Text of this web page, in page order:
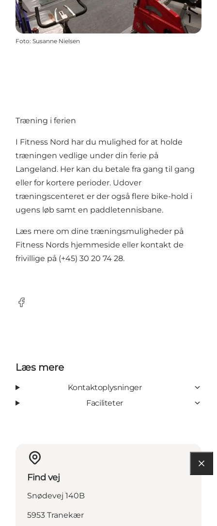
Foto: Susanne Nielsen
Træning i ferien
I Fitness Nord har du mulighed for at holde
træningen vedlige under din ferie på
Langeland. Her kan du betale fra gang til gang
eller for kortere perioder. Udover
træningscenteret er der også flere bike-hold i
ugens løb samt en paddletennisbane.
Læs mere om dine træningsmuligheder på
Fitness Nords hjemmeside eller kontakt de
frivillige på (+45) 30 20 74 28.
Facebook
Læs mere
Kontaktoplysninger
Faciliteter
Find vej
Snødevej 140B
5953 Tranekær